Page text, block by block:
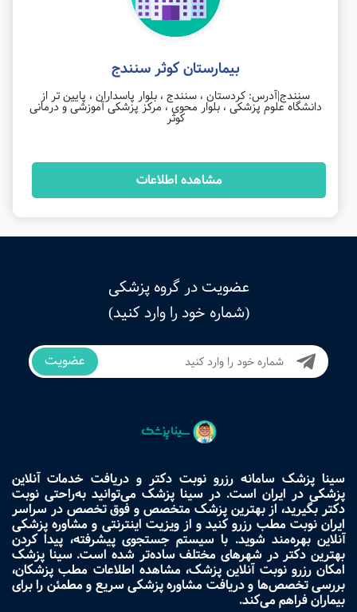
بیمارستان کوثر سنندج
سنندج|آدرس: کردستان ، سنندج ، بلوار پاسداران ، پایین تر از
دانشگاه علوم پزشکی ، بلوار محوی ، مرکز پزشکی آموزشی و درمانی
کوثر
مشاهده اطلاعات
عضویت در گروه پزشکی
(شماره خود را وارد کنید)
عضویت
سینا پزشک سامانه رزرو نوبت دکتر و دریافت خدمات آنلاین
پزشکی در ایران است. در سینا پزشک می‌توانید به‌راحتی نوبت
دکتر بگیرید، از بهترین پزشک متخصص و فوق تخصص در سراسر
ایران نوبت مطب رزرو کنید و از ویزیت اینترنتی و مشاوره پزشکی
آنلاین بهره‌مند شوید. با سیستم جستجوی پیشرفته، پیدا کردن
بهترین دکتر در شهرهای مختلف ساده‌تر شده است. سینا پزشک
امکان رزرو نوبت آنلاین پزشک، مشاهده اطلاعات مطب پزشکان،
بررسی تخصص‌ها و دریافت مشاوره پزشکی سریع و مطمئن را برای
بیماران فراهم می‌کند.